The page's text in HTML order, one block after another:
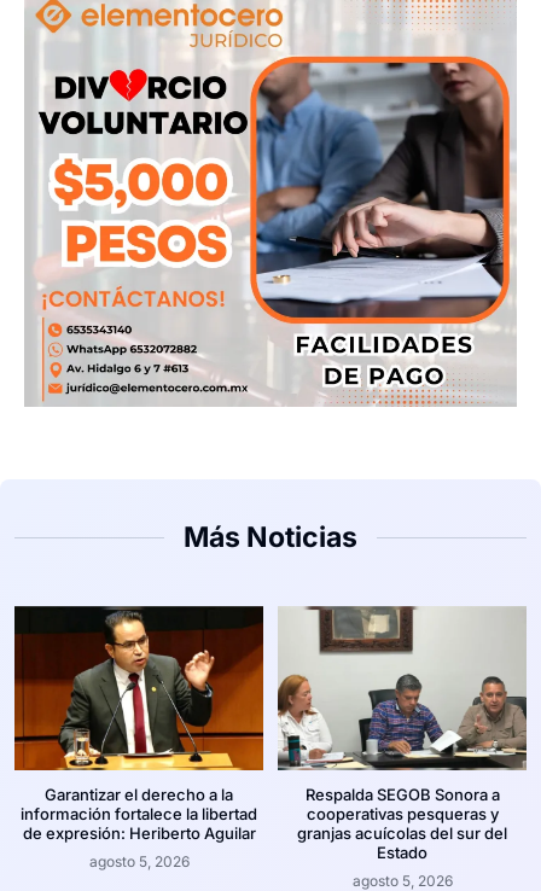
Más Noticias
Garantizar el derecho a la
información fortalece la libertad
de expresión: Heriberto Aguilar
agosto 5, 2026
Respalda SEGOB Sonora a
cooperativas pesqueras y
granjas acuícolas del sur del
Estado
agosto 5, 2026